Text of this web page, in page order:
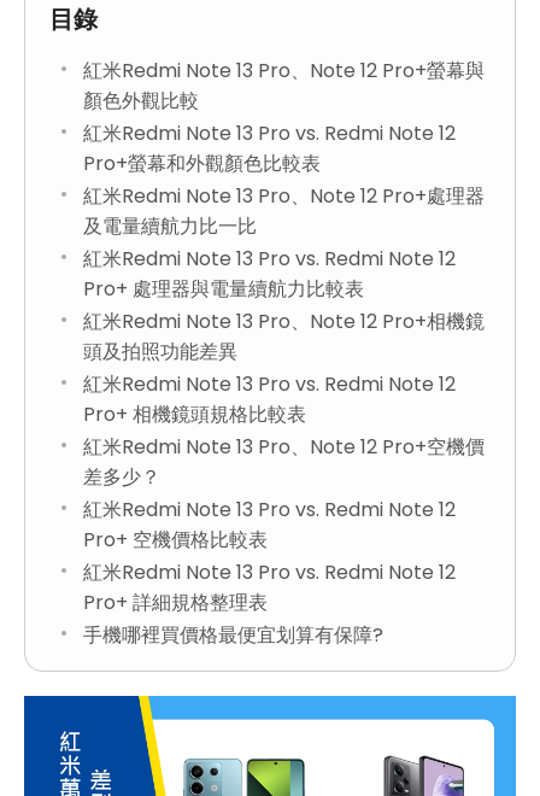
目錄
紅米Redmi Note 13 Pro、Note 12 Pro+螢幕與
顏色外觀比較
紅米Redmi Note 13 Pro vs. Redmi Note 12
Pro+螢幕和外觀顏色比較表
紅米Redmi Note 13 Pro、Note 12 Pro+處理器
及電量續航力比一比
紅米Redmi Note 13 Pro vs. Redmi Note 12
Pro+ 處理器與電量續航力比較表
紅米Redmi Note 13 Pro、Note 12 Pro+相機鏡
頭及拍照功能差異
紅米Redmi Note 13 Pro vs. Redmi Note 12
Pro+ 相機鏡頭規格比較表
紅米Redmi Note 13 Pro、Note 12 Pro+空機價
差多少？
紅米Redmi Note 13 Pro vs. Redmi Note 12
Pro+ 空機價格比較表
紅米Redmi Note 13 Pro vs. Redmi Note 12
Pro+ 詳細規格整理表
手機哪裡買價格最便宜划算有保障?